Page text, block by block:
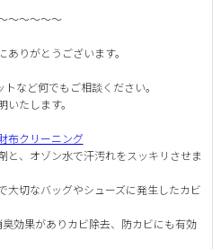
～～～～～
りがとうございます。
など何でもご相談ください。
たします。
布クリーニング
と、オゾン水で汗汚れをスッキリさせま
大切なバッグやシューズに発生したカビ
効果がありカビ除去、防カビにも有効